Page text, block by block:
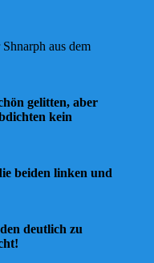
aus dem
gelitten, aber
kein
beiden linken und
deutlich zu